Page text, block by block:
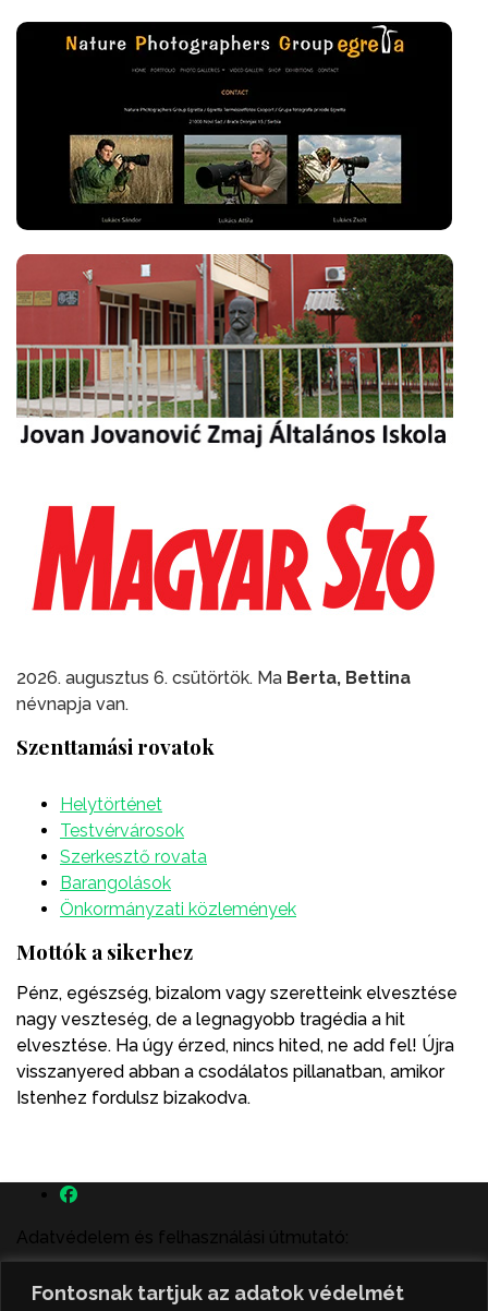
Fontosnak tartjuk az adatok védelmét
2026. augusztus 6. csütörtök. Ma Berta, Bettina
névnapja van.
Szenttamási rovatok
Helytörténet
Testvérvárosok
Szerkesztő rovata
Barangolások
Önkormányzati közlemények
Mottók a sikerhez
Pénz, egészség, bizalom vagy szeretteink elvesztése
nagy veszteség, de a legnagyobb tragédia a hit
elvesztése. Ha úgy érzed, nincs hited, ne add fel! Újra
visszanyered abban a csodálatos pillanatban, amikor
Istenhez fordulsz bizakodva.
Adatvédelem és felhasználási útmutató:
A szenttamás.rs magyar nyelvű internetes hírportálon
megjelenő szerzői írások, a híranyag és minden egyéb